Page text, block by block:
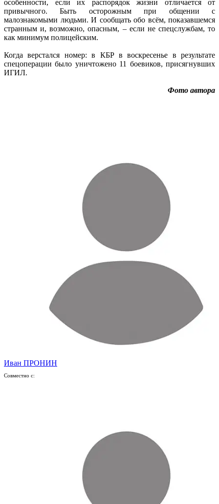
особенности, если их распорядок жизни отличается от
привычного. Быть осторожным при общении с
малознакомыми людьми. И сообщать обо всём, показавшемся
странным и, возможно, опасным, – если не спецслужбам, то
как минимум полицейским.
Когда верстался номер: в КБР в воскресенье в результате
спецоперации было уничтожено 11 боевиков, присягнувших
ИГИЛ.
Фото автора
Иван ПРОНИН
Совместно с: